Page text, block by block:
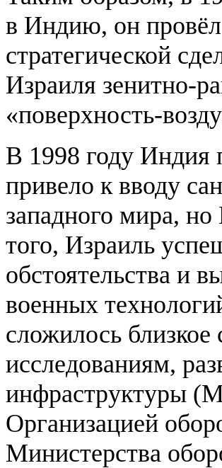
в Индию, он
стратегической
Израиля зенитно-
«поверхность-
В 1998 году Индия
привело к вводу
западного мира,
того, Израиль
обстоятельства и
военных
сложилось
исследованиям,
инфраструктуры
Организацией
Министерства